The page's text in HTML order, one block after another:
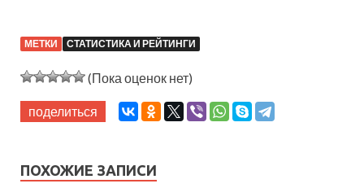
МЕТКИ СТАТИСТИКА И РЕЙТИНГИ
(Пока оценок нет)
поделиться
ПОХОЖИЕ ЗАПИСИ